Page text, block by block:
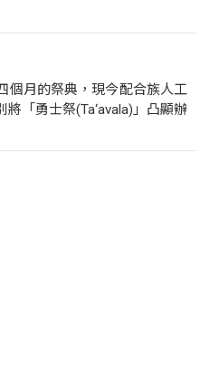
個月的祭典，現今配合族人工
「勇士祭(Ta‘avala)」凸顯辦